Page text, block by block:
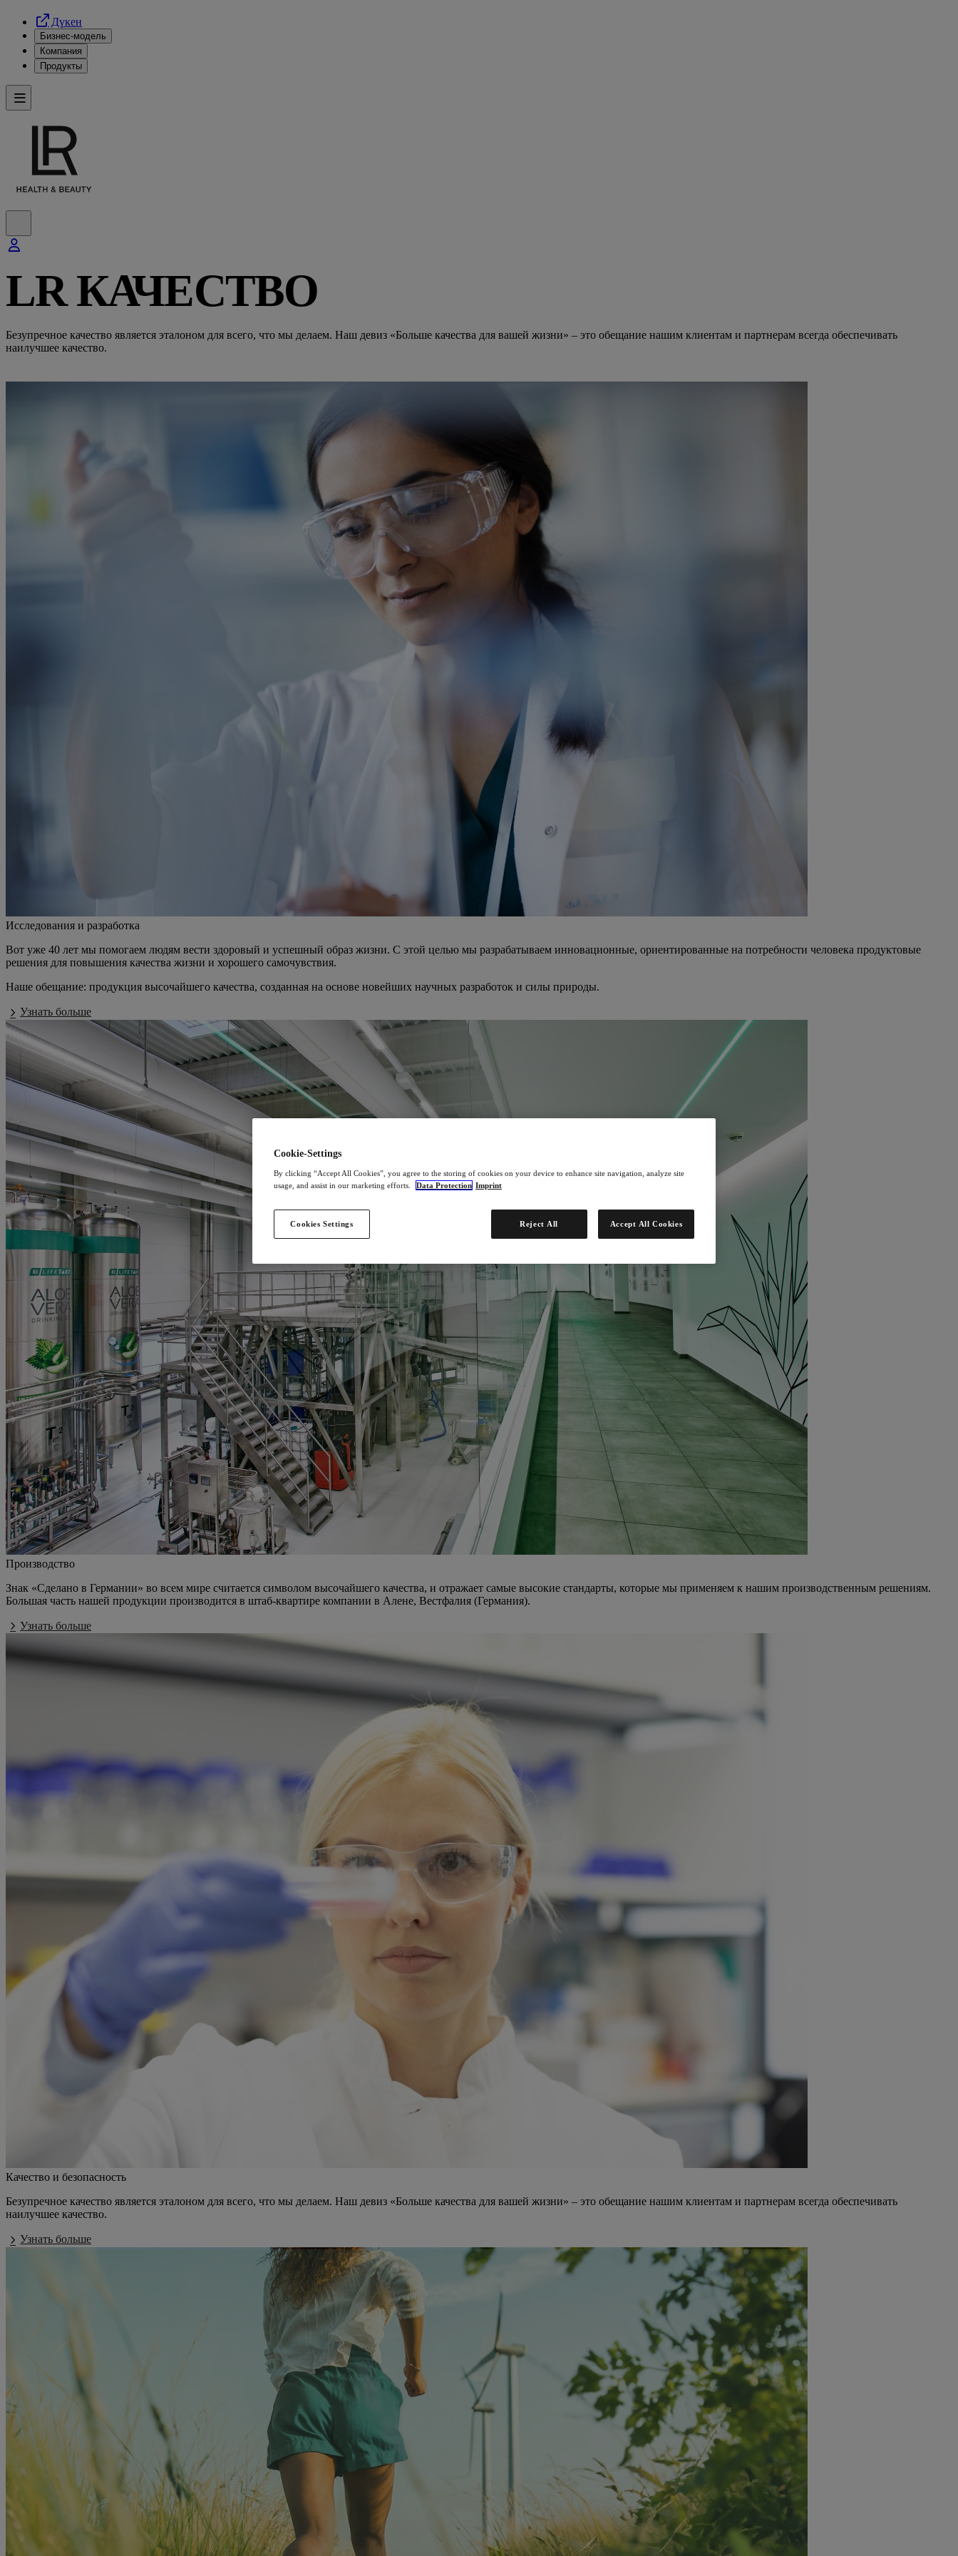
Дүкен
Бизнес-модель
Компания
Продукты
LR КАЧЕСТВО
Безупречное качество является эталоном для всего, что мы делаем. Наш девиз «Больше качества для вашей жизни» – это обещание нашим клиентам и партнерам всегда обеспечивать
наилучшее качество.
Исследования и разработка
Вот уже 40 лет мы помогаем людям вести здоровый и успешный образ жизни. С этой целью мы разрабатываем инновационные, ориентированные на потребности человека продуктовые
решения для повышения качества жизни и хорошего самочувствия.
Наше обещание: продукция высочайшего качества, созданная на основе новейших научных разработок и силы природы.
Узнать больше
Производство
Знак «Сделано в Германии» во всем мире считается символом высочайшего качества, и отражает самые высокие стандарты, которые мы применяем к нашим производственным решениям.
Большая часть нашей продукции производится в штаб-квартире компании в Алене, Вестфалия (Германия).
Узнать больше
Качество и безопасность
Безупречное качество является эталоном для всего, что мы делаем. Наш девиз «Больше качества для вашей жизни» – это обещание нашим клиентам и партнерам всегда обеспечивать
наилучшее качество.
Узнать больше
Cookie-Settings
By clicking “Accept All Cookies”, you agree to the storing of cookies on your device to enhance site navigation, analyze site
usage, and assist in our marketing efforts.
Data Protection Imprint
Cookies Settings Reject All Accept All Cookies